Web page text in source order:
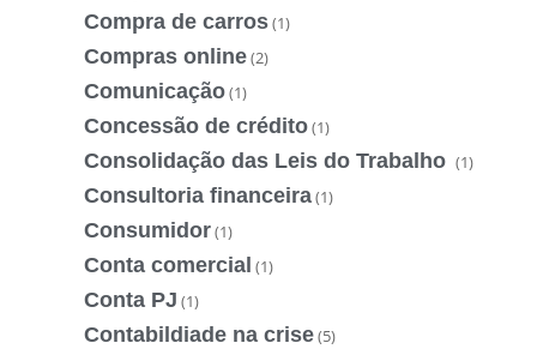
Compra de carros(1)
Compras online(2)
Comunicação(1)
Concessão de crédito(1)
Consolidação das Leis do Trabalho (1)
Consultoria financeira(1)
Consumidor(1)
Conta comercial (1)
Conta PJ (1)
Contabildiade na crise(5)